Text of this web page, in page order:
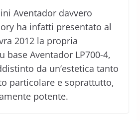
Aventador davvero
ha infatti presentato al
2012 la propria
base Aventador LP700-4,
da un’estetica tanto
particolare e soprattutto,
potente.